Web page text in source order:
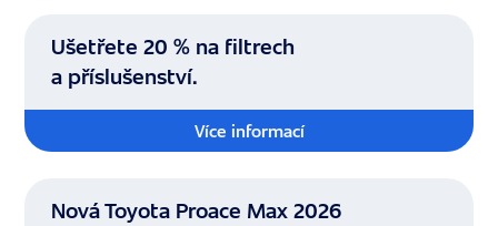
Ušetřete 20 % na filtrech
a příslušenství.
Více informací
Nová Toyota Proace Max 2026